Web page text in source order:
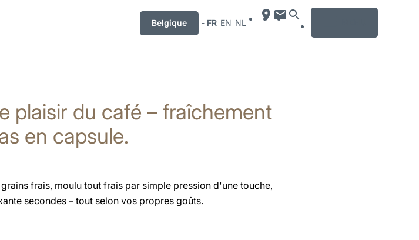
Belgique - FR EN NL
plaisir du café – fraîchement
en capsule.
frais, moulu tout frais par simple pression d'une touche,
secondes – tout selon vos propres goûts.